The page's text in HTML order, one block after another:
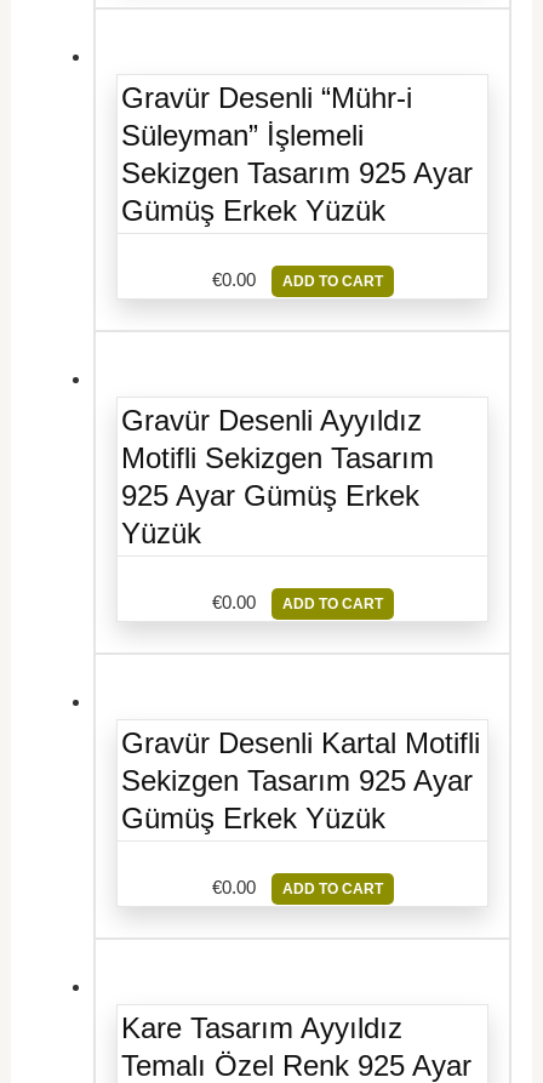
Gravür Desenli “Mühr-i
Süleyman” İşlemeli
Sekizgen Tasarım 925 Ayar
Gümüş Erkek Yüzük
€0.00 ADD TO CART
Gravür Desenli Ayyıldız
Motifli Sekizgen Tasarım
925 Ayar Gümüş Erkek
Yüzük
€0.00 ADD TO CART
Gravür Desenli Kartal Motifli
Sekizgen Tasarım 925 Ayar
Gümüş Erkek Yüzük
€0.00 ADD TO CART
Kare Tasarım Ayyıldız
Temalı Özel Renk 925 Ayar